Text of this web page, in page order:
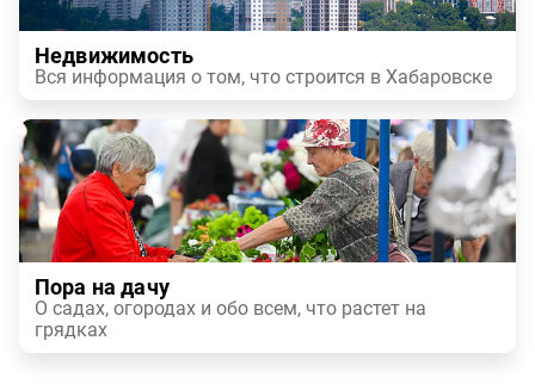
Недвижимость
Вся информация о том, что строится в Хабаровске
Пора на дачу
О садах, огородах и обо всем, что растет на
грядках